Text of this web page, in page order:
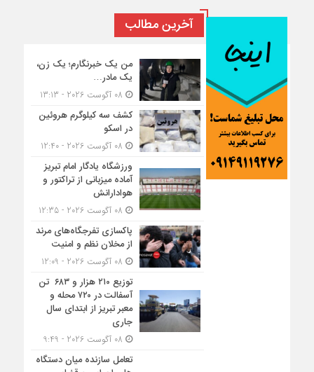
آخرین مطالب
من یک خبرنگارم؛ یک زن،
یک مادر…
کشف سه کیلوگرم هروئین
در اسکو
ورزشگاه یادگار امام تبریز
آماده میزبانی از تراکتور و
هوادارانش
پاکسازی تفرجگاه‌های مرند
از مخلان نظم و امنیت
توزیع ۲۱۰ هزار و ۶۸۳ تن
آسفالت در ۷۲۰ محله و
معبر تبریز از ابتدای سال
جاری
تعامل سازنده میان دستگاه‌